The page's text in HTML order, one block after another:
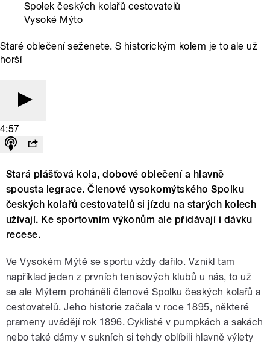
Spolek českých kolařů cestovatelů
Vysoké Mýto
Staré oblečení seženete. S historickým kolem je to ale už
horší
4:57
Stará plášťová kola, dobové oblečení a hlavně
spousta legrace. Členové vysokomýtského Spolku
českých kolařů cestovatelů si jízdu na starých kolech
užívají. Ke sportovním výkonům ale přidávají i dávku
recese.
Ve Vysokém Mýtě se sportu vždy dařilo. Vznikl tam
například jeden z prvních tenisových klubů u nás, to už
se ale Mýtem proháněli členové Spolku českých kolařů a
cestovatelů. Jeho historie začala v roce 1895, některé
prameny uvádějí rok 1896. Cyklisté v pumpkách a sakách
nebo také dámy v sukních si tehdy oblíbili hlavně výlety